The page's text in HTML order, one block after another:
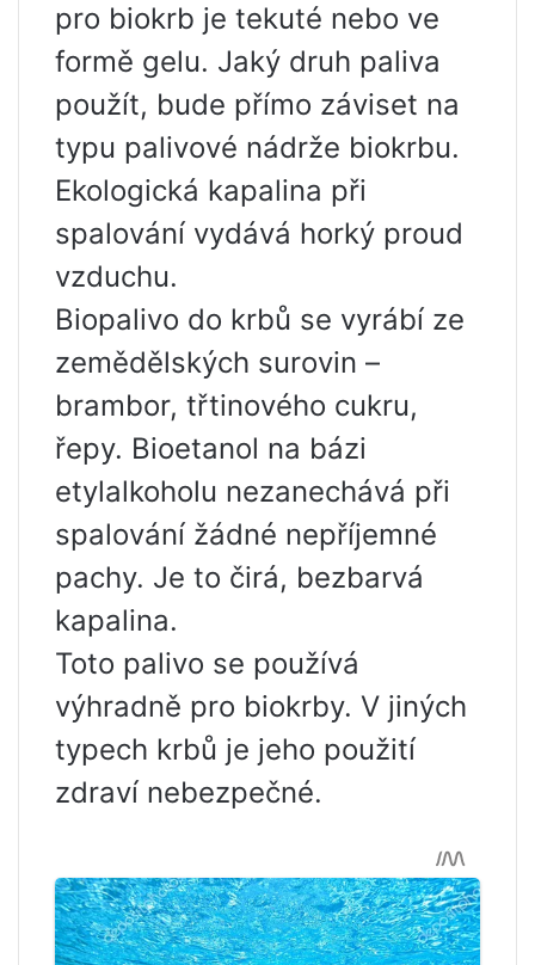
pro biokrb je tekuté nebo ve
formě gelu. Jaký druh paliva
použít, bude přímo záviset na
typu palivové nádrže biokrbu.
Ekologická kapalina při
spalování vydává horký proud
vzduchu.
Biopalivo do krbů se vyrábí ze
zemědělských surovin –
brambor, třtinového cukru,
řepy. Bioetanol na bázi
etylalkoholu nezanechává při
spalování žádné nepříjemné
pachy. Je to čirá, bezbarvá
kapalina.
Toto palivo se používá
výhradně pro biokrby. V jiných
typech krbů je jeho použití
zdraví nebezpečné.